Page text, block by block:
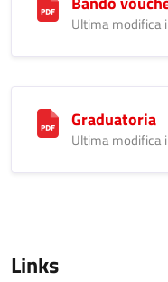
Ultima modifica
Graduatoria
Ultima modifica
Links